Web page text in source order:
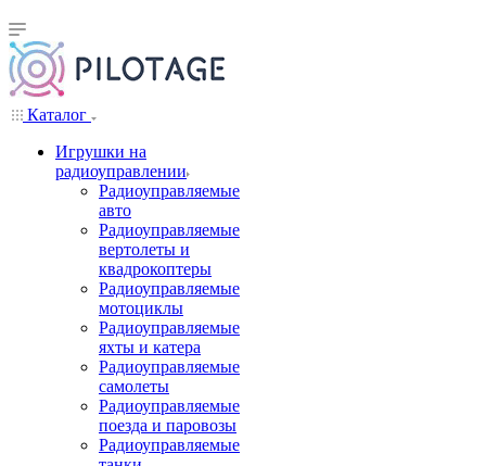
Каталог
Игрушки на
радиоуправлении
Радиоуправляемые
авто
Радиоуправляемые
вертолеты и
квадрокоптеры
Радиоуправляемые
мотоциклы
Радиоуправляемые
яхты и катера
Радиоуправляемые
самолеты
Радиоуправляемые
поезда и паровозы
Радиоуправляемые